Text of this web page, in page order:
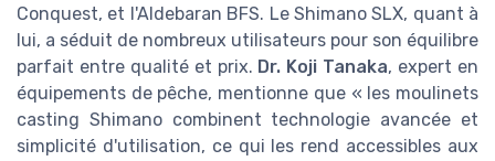
Conquest, et l'Aldebaran BFS. Le Shimano SLX, quant à
lui, a séduit de nombreux utilisateurs pour son équilibre
parfait entre qualité et prix. Dr. Koji Tanaka, expert en
équipements de pêche, mentionne que « les moulinets
casting Shimano combinent technologie avancée et
simplicité d'utilisation, ce qui les rend accessibles aux